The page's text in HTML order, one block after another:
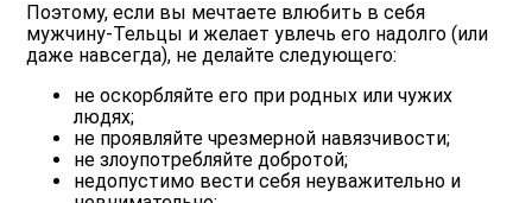
Поэтому, если вы мечтаете влюбить в себя
мужчину-Тельцы и желает увлечь его надолго (или
даже навсегда), не делайте следующего:
не оскорбляйте его при родных или чужих
людях;
не проявляйте чрезмерной навязчивости;
не злоупотребляйте добротой;
недопустимо вести себя неуважительно и